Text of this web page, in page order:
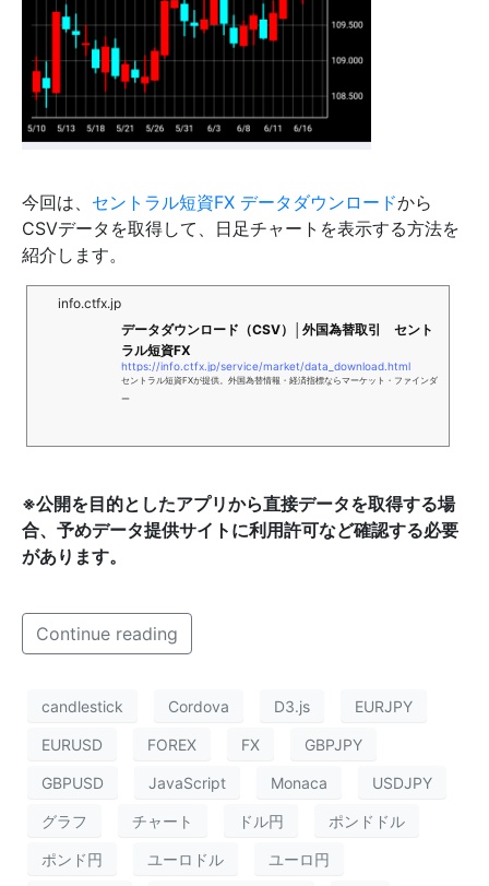
今回は、 セントラル短資FX データダウンロードから
CSVデータを取得して、日足チャートを表示する方法を
紹介します。
info.ctfx.jp
データダウンロード（CSV）│外国為替取引 セント
ラル短資FX
https://info.ctfx.jp/service/market/data_download.html
セントラル短資FXが提供。外国為替情報・経済指標ならマーケット・ファインダ
ー
※公開を目的としたアプリから直接データを取得する場
合、予めデータ提供サイトに利用許可など確認する必要
があります。
Continue reading
candlestick Cordova D3.js EURJPY
EURUSD FOREX FX GBPJPY
GBPUSD JavaScript Monaca USDJPY
グラフ チャート ドル円 ポンドドル
ポンド円 ユーロドル ユーロ円